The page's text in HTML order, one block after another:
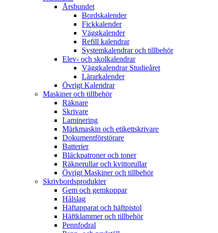
Årsbundet
Bordskalender
Fickkalender
Väggkalender
Refill kalendrar
Systemkalendrar och tillbehör
Elev- och skolkalendrar
Väggkalendrar Studieåret
Lärarkalender
Övrigt Kalendrar
Maskiner och tillbehör
Räknare
Skrivare
Laminering
Märkmaskin och etikettskrivare
Dokumentförstörare
Batterier
Bläckpatroner och toner
Räknerullar och kvittorullar
Övrigt Maskiner och tillbehör
Skrivbordsprodukter
Gem och gemkoppar
Hålslag
Häftapparat och häftpistol
Häftklammer och tillbehör
Pennfodral